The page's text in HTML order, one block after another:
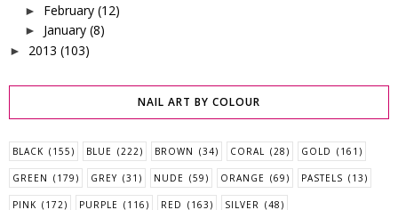
► February (12)
► January (8)
► 2013 (103)
NAIL ART BY COLOUR
BLACK (155) BLUE (222) BROWN (34) CORAL (28) GOLD (161)
GREEN (179) GREY (31) NUDE (59) ORANGE (69) PASTELS (13)
PINK (172) PURPLE (116) RED (163) SILVER (48)